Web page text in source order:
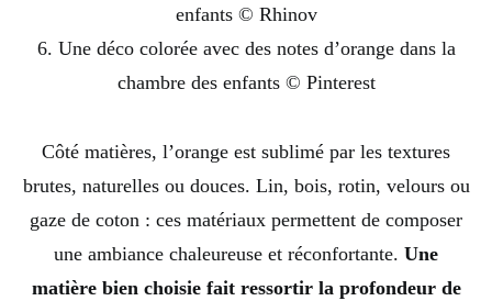
enfants © Rhinov
6. Une déco colorée avec des notes d’orange dans la
chambre des enfants © Pinterest
Côté matières, l’orange est sublimé par les textures
brutes, naturelles ou douces. Lin, bois, rotin, velours ou
gaze de coton : ces matériaux permettent de composer
une ambiance chaleureuse et réconfortante. Une
matière bien choisie fait ressortir la profondeur de